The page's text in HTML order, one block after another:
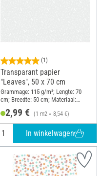
(1)
Transparant papier
"Leaves", 50 x 70 cm
Grammage: 115 g/m²; Lengte: 70
cm; Breedte: 50 cm; Materiaal:
2,99 € (1 m2 = 8,54 €)
In winkelwagen